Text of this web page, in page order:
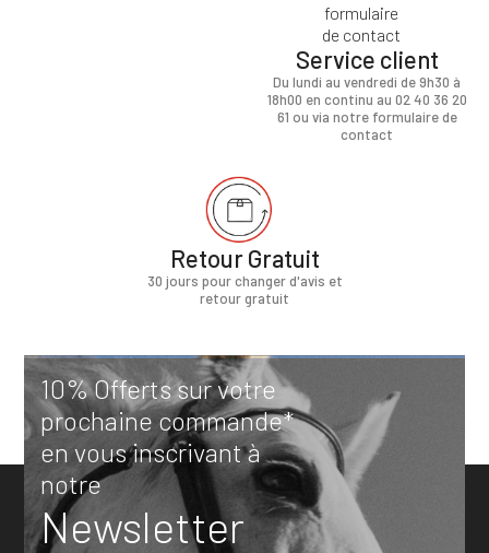
Service client
Du lundi au vendredi de 9h30 à
18h00 en continu au 02 40 36 20
61 ou via notre formulaire de
contact
Retour Gratuit
30 jours pour changer d'avis et
retour gratuit
10% Offerts sur votre
prochaine commande*
en vous inscrivant à
notre
Newsletter